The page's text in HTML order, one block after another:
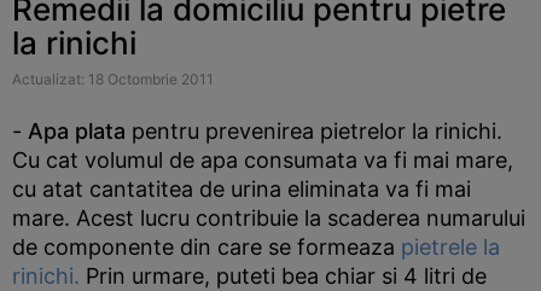
Remedii la domiciliu pentru pietre
la rinichi
Actualizat: 18 Octombrie 2011
- Apa plata pentru prevenirea pietrelor la rinichi.
Cu cat volumul de apa consumata va fi mai mare,
cu atat cantatitea de urina eliminata va fi mai
mare. Acest lucru contribuie la scaderea numarului
de componente din care se formeaza pietrele la
rinichi. Prin urmare, puteti bea chiar si 4 litri de